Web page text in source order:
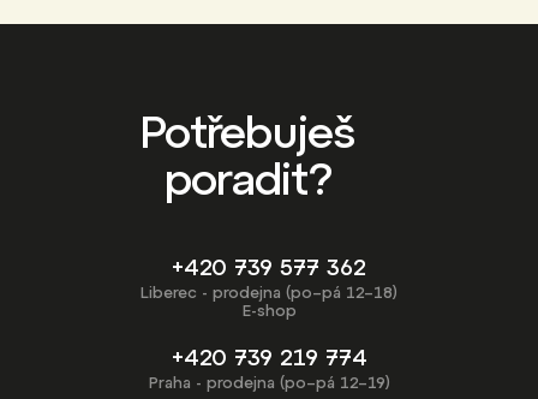
Potřebuješ
poradit?
+420 739 577 362
Liberec - prodejna (po–pá 12–18)
E-shop
+420 739 219 774
Praha - prodejna (po–pá 12–19)